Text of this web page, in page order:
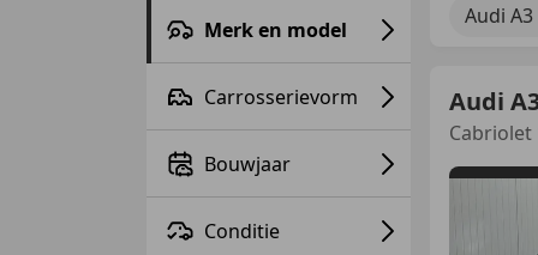
Merk en model
Carrosserievorm
Bouwjaar
Conditie
Audi A3
Audi
Cabriolet